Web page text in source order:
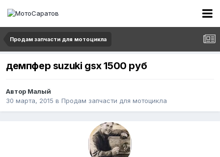
Продам запчасти для мотоцикла
демпфер suzuki gsx 1500 руб
Автор Малый
30 марта, 2015 в Продам запчасти для мотоцикла